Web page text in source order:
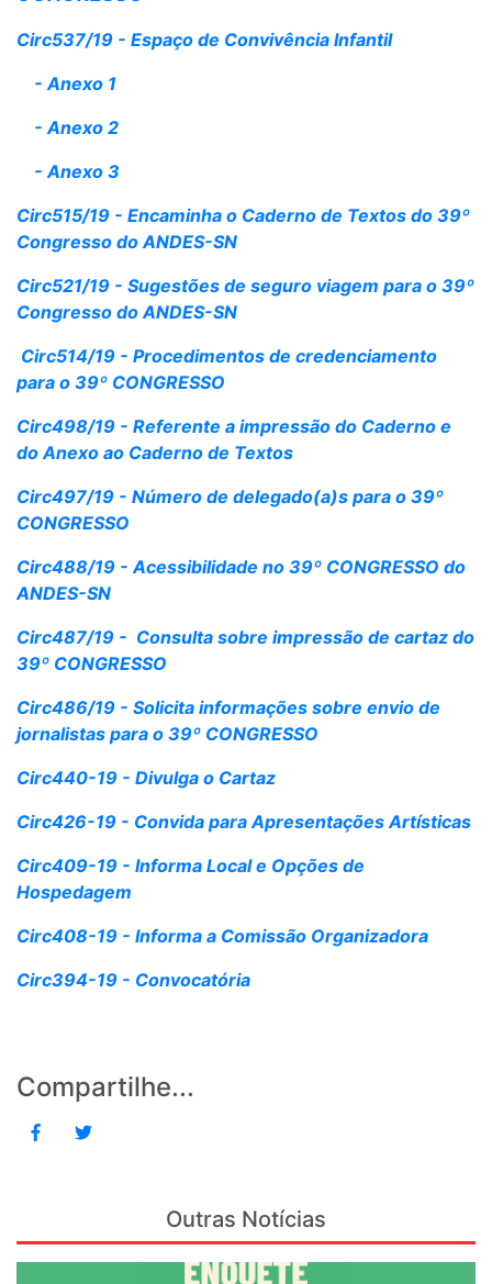
Circ537/19 - Espaço de Convivência Infantil
- Anexo 1
- Anexo 2
- Anexo 3
Circ515/19 - Encaminha o Caderno de Textos do 39º
Congresso do ANDES-SN
Circ521/19 - Sugestões de seguro viagem para o 39º
Congresso do ANDES-SN
Circ514/19 - Procedimentos de credenciamento
para o 39º CONGRESSO
Circ498/19 - Referente a impressão do Caderno e
do Anexo ao Caderno de Textos
Circ497/19 - Número de delegado(a)s para o 39º
CONGRESSO
Circ488/19 - Acessibilidade no 39º CONGRESSO do
ANDES-SN
Circ487/19 - Consulta sobre impressão de cartaz do
39º CONGRESSO
Circ486/19 - Solicita informações sobre envio de
jornalistas para o 39º CONGRESSO
Circ440-19 - Divulga o Cartaz
Circ426-19 - Convida para Apresentações Artísticas
Circ409-19 - Informa Local e Opções de
Hospedagem
Circ408-19 - Informa a Comissão Organizadora
Circ394-19 - Convocatória
Compartilhe...
Outras Notícias